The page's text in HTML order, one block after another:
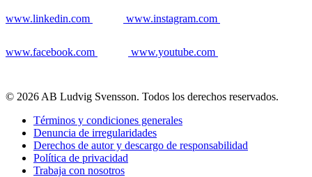
www.linkedin.com www.instagram.com
www.facebook.com www.youtube.com
© 2026 AB Ludvig Svensson. Todos los derechos reservados.
Términos y condiciones generales
Denuncia de irregularidades
Derechos de autor y descargo de responsabilidad
Política de privacidad
Trabaja con nosotros